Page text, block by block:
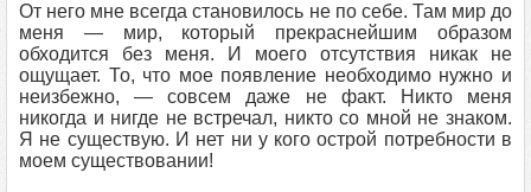
От него мне всегда становилось не по себе. Там мир до
меня — мир, который прекраснейшим образом
обходится без меня. И моего отсутствия никак не
ощущает. То, что мое появление необходимо нужно и
неизбежно, — совсем даже не факт. Никто меня
никогда и нигде не встречал, никто со мной не знаком.
Я не существую. И нет ни у кого острой потребности в
моем существовании!